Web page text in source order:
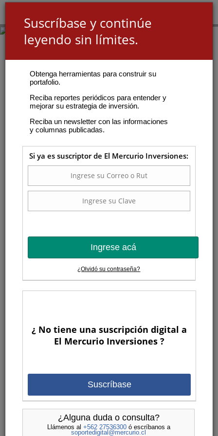
Suscríbase y continúe
leyendo sin límites.
Obtenga herramientas para construir su
portafolio.
Reciba reportes periódicos para entender y
mejorar su estrategia de inversión.
Reciba un newsletter con las informaciones
y columnas publicadas.
Si ya es suscriptor de El Mercurio Inversiones:
Ingrese acá
¿Olvidó su contraseña?
¿ No tiene una suscripción digital a
El Mercurio Inversiones ?
Suscríbase
¿Alguna duda o consulta?
Llámenos al +562 27536300ó escríbanos a
soportedigital@mercurio.cl